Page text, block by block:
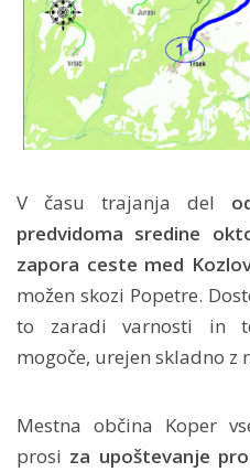
V času trajanja del
predvidoma sredine
zapora ceste med
možen skozi Popetre.
to zaradi varnosti in
mogoče, urejen skladno z
Mestna občina Koper
prosi za upoštevanje